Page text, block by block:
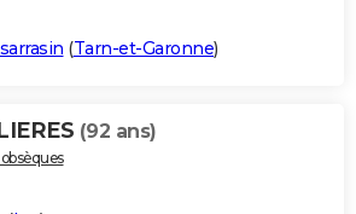
(Tarn-et-Garonne)
(92 ans)